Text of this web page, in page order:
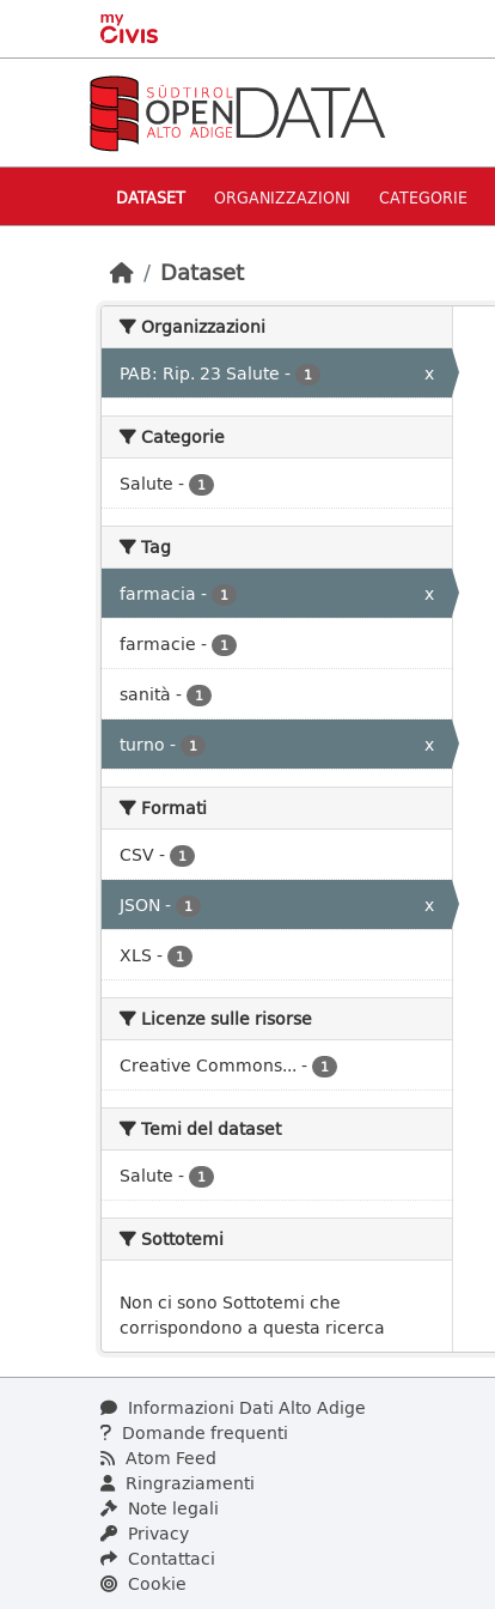
Skip to main content
DATASET ORGANIZZAZIONI CATEGORIE
Dataset
Organizzazioni
PAB: Rip. 23 Salute - 1 x
Categorie
Salute - 1
Tag
farmacia - 1
x
farmacie - 1
sanità - 1
turno - 1 x
Formati
CSV- 1
JSON - 1
x
XLS - 1
Licenze sulle risorse
Creative Commons... - 1
Temi del dataset
Salute - 1
Sottotemi
Non ci sono Sottotemi che
corrispondono a questa ricerca
Informazioni Dati Alto Adige
Domande frequenti
Atom Feed
Ringraziamenti
Note legali
Privacy
Contattaci
Cookie